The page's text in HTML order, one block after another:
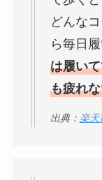
どんな
ら毎日
は履い
も疲れ
出典： 楽天